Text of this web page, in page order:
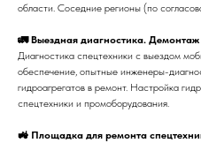
области. Соседние регионы (по
🚛 Выездная диагностика. Демонтаж
Диагностика спецтехники с выездом
обеспечение, опытные инженеры-
гидроагрегатов в ремонт. Настройка
спецтехники и промоборудования.
🚜 Площадка для ремонта